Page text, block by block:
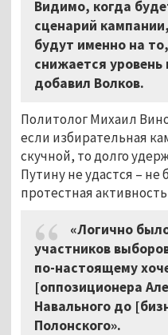
Видимо, когда
сценарий
будут именно на
снижается
добавил Волков.
Политолог Михаил
если избирательная
скучной, то долго
Путину не удастся – не
протестная
«Логично
участников
по-настоящему
[оппозиционера
Навального до
Полонского».